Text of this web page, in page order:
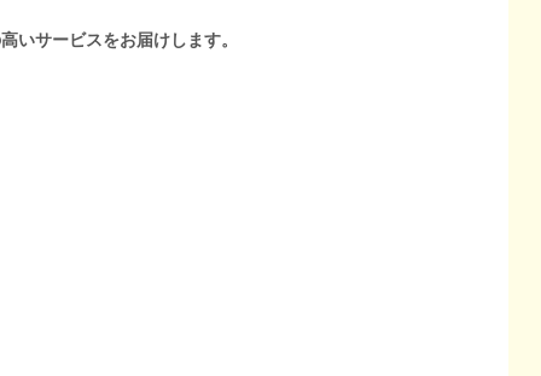
いサービスをお届けします。